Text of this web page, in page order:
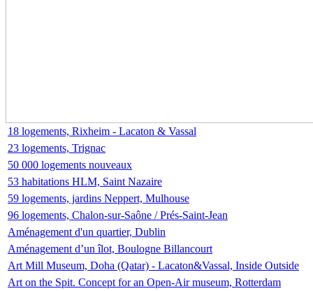
18 logements, Rixheim - Lacaton & Vassal
23 logements, Trignac
50 000 logements nouveaux
53 habitations HLM, Saint Nazaire
59 logements, jardins Neppert, Mulhouse
96 logements, Chalon-sur-Saône / Prés-Saint-Jean
Aménagement d'un quartier, Dublin
Aménagement d’un îlot, Boulogne Billancourt
Art Mill Museum, Doha (Qatar) - Lacaton&Vassal, Inside Outside
Art on the Spit. Concept for an Open-Air museum, Rotterdam